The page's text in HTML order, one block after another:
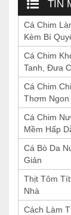
TIN
Cá Chim
Kèm Bí
Cá Chim
Tanh, Đưa
Cá Chim
Thơm Ngon
Cá Chim
Mềm Hấp
Cá Bò Da
Giản
Thịt Tôm
Nhà
Cách Làm